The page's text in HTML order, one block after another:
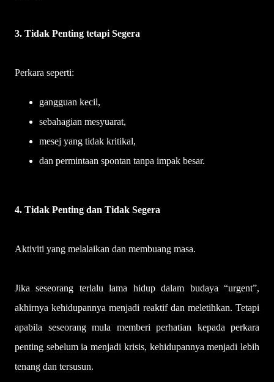
3. Tidak Penting tetapi Segera
Perkara seperti:
gangguan kecil,
sebahagian mesyuarat,
mesej yang tidak kritikal,
dan permintaan spontan tanpa impak besar.
4. Tidak Penting dan Tidak Segera
Aktiviti yang melalaikan dan membuang masa.
Jika seseorang terlalu lama hidup dalam budaya “urgent”,
akhirnya kehidupannya menjadi reaktif dan meletihkan. Tetapi
apabila seseorang mula memberi perhatian kepada perkara
penting sebelum ia menjadi krisis, kehidupannya menjadi lebih
tenang dan tersusun.